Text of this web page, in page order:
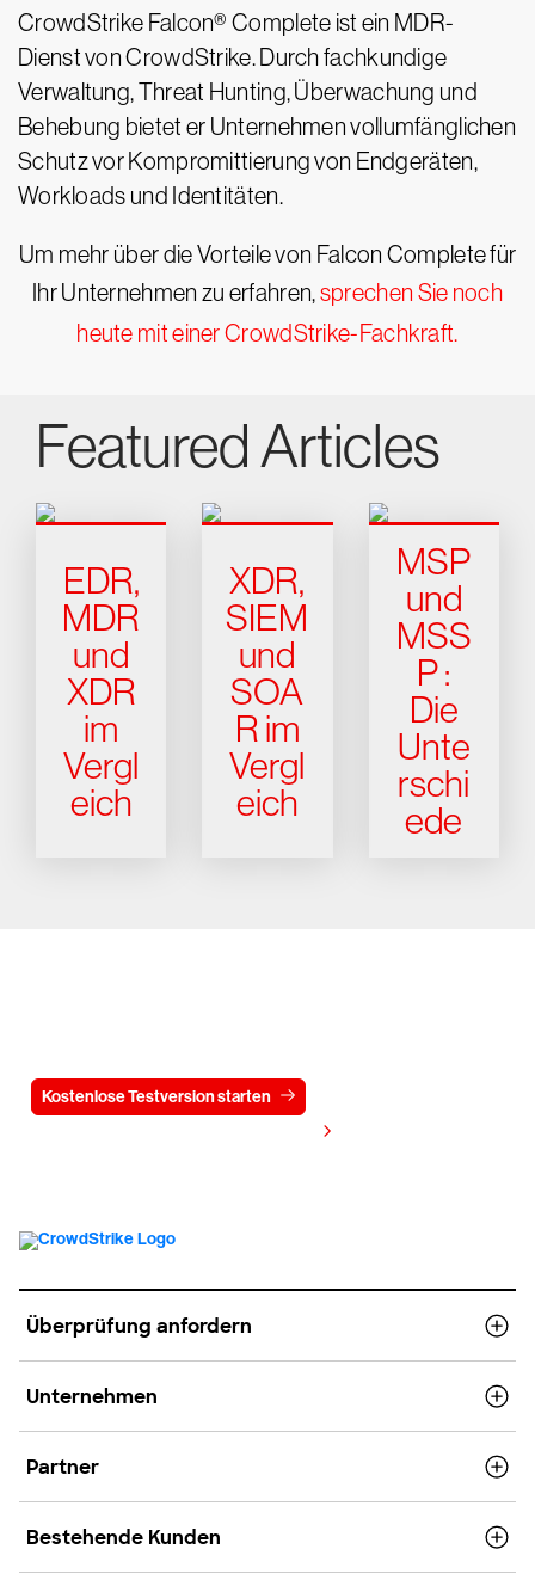
CrowdStrike Falcon® Complete ist ein MDR-
Dienst von CrowdStrike. Durch fachkundige
Verwaltung, Threat Hunting, Überwachung und
Behebung bietet er Unternehmen vollumfänglichen
Schutz vor Kompromittierung von Endgeräten,
Workloads und Identitäten.
Um mehr über die Vorteile von Falcon Complete für
Ihr Unternehmen zu erfahren,sprechen Sie noch
heute mit einer CrowdStrike-Fachkraft.
Featured Articles
EDR,
MDR
und
XDR
im
Vergl
eich
XDR,
SIEM
und
SOA
R im
Vergl
eich
MSP
und
MSS
P :
Die
Unte
rschi
ede
Kostenlose Testversion starten
Überprüfung anfordern
Unternehmen
Partner
Bestehende Kunden